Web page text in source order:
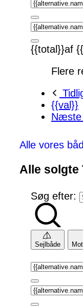
{{total}}af
Flere
{{val}}
Næste
Alle vores
Alle solgte
Søg efter:
Sejlbåde